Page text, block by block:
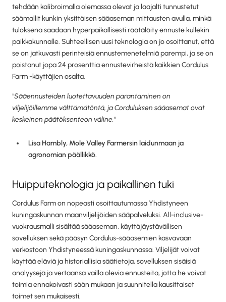
tehdään kalibroimalla olemassa olevat ja laajalti tunnustetut
säämallit kunkin yksittäisen sääaseman mittausten avulla, minkä
tuloksena saadaan hyperpaikallisesti räätälöity ennuste kullekin
paikkakunnalle. Suhteellisen uusi teknologia on jo osoittanut, että
se on jatkuvasti perinteisiä ennustemenetelmiä parempi, ja se on
poistanut jopa 24 prosenttia ennustevirheistä kaikkien Cordulus
Farm -käyttäjien osalta.
"Sääennusteiden luotettavuuden parantaminen on
viljelijöillemme välttämätöntä, ja Corduluksen sääasemat ovat
keskeinen päätöksenteon väline."
Lisa Hambly, Mole Valley Farmersin laidunmaan ja
agronomian päällikkö.
Huipputeknologia ja paikallinen tuki
Cordulus Farm on nopeasti osoittautumassa Yhdistyneen
kuningaskunnan maanviljelijöiden sääpalveluksi. All-inclusive-
vuokrausmalli sisältää sääaseman, käyttäjäystävällisen
sovelluksen sekä pääsyn Cordulus-sääasemien kasvavaan
verkostoon Yhdistyneessä kuningaskunnassa. Viljelijät voivat
käyttää eläviä ja historiallisia säätietoja, sovelluksen sisäisiä
analyysejä ja vertaansa vailla olevia ennusteita, jotta he voivat
toimia ennakoivasti sään mukaan ja suunnitella kausittaiset
toimet sen mukaisesti.